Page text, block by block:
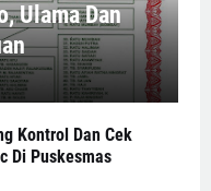
Ulama Dan
Kontrol Dan Cek
Di Puskesmas